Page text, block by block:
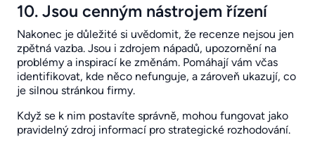
10. Jsou cenným nástrojem řízení
Nakonec je důležité si uvědomit, že recenze nejsou jen
zpětná vazba. Jsou i zdrojem nápadů, upozornění na
problémy a inspirací ke změnám. Pomáhají vám včas
identifikovat, kde něco nefunguje, a zároveň ukazují, co
je silnou stránkou firmy.
Když se k nim postavíte správně, mohou fungovat jako
pravidelný zdroj informací pro strategické rozhodování.